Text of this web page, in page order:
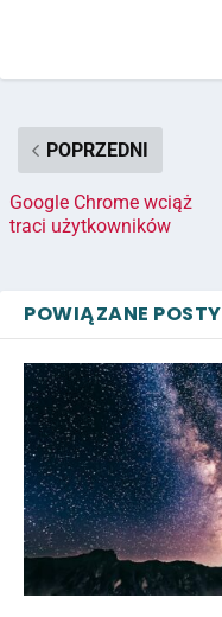
POPRZEDNI
Google Chrome wciąż
traci użytkowników
POWIĄZANE POSTY